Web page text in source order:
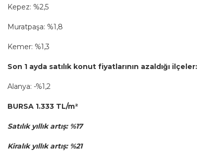
Kepez: %2,5
Muratpaşa: %1,8
Kemer: %1,3
Son 1 ayda satılık konut fiyatlarının azaldığı ilçeler:
Alanya: -%1,2
BURSA 1.333 TL/m²
Satılık yıllık artış: %17
Kiralık yıllık artış: %21